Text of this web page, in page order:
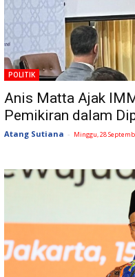
POLITIK
Anis Matta Ajak
Pemikiran dalam
Atang Sutiana - Minggu, 28